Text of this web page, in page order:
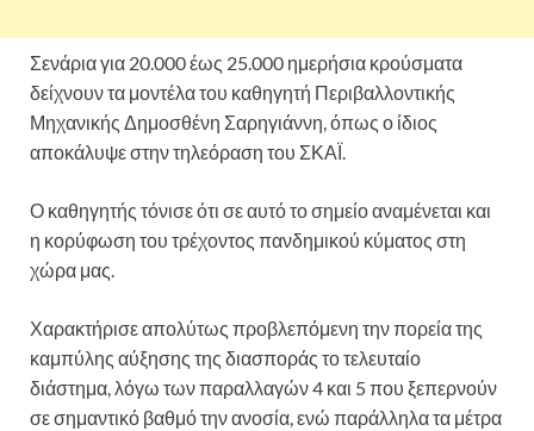
Σενάρια για 20.000 έως 25.000 ημερήσια κρούσματα
δείχνουν τα μοντέλα του καθηγητή Περιβαλλοντικής
Μηχανικής Δημοσθένη Σαρηγιάννη, όπως ο ίδιος
αποκάλυψε στην τηλεόραση του ΣΚΑΪ.
Ο καθηγητής τόνισε ότι σε αυτό το σημείο αναμένεται και
η κορύφωση του τρέχοντος πανδημικού κύματος στη
χώρα μας.
Χαρακτήρισε απολύτως προβλεπόμενη την πορεία της
καμπύλης αύξησης της διασποράς το τελευταίο
διάστημα, λόγω των παραλλαγών 4 και 5 που ξεπερνούν
σε σημαντικό βαθμό την ανοσία, ενώ παράλληλα τα μέτρα